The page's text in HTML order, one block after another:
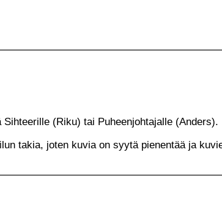
(Riku) tai Puheenjohtajalle (Anders).
takia, joten kuvia on syytä pienentää ja